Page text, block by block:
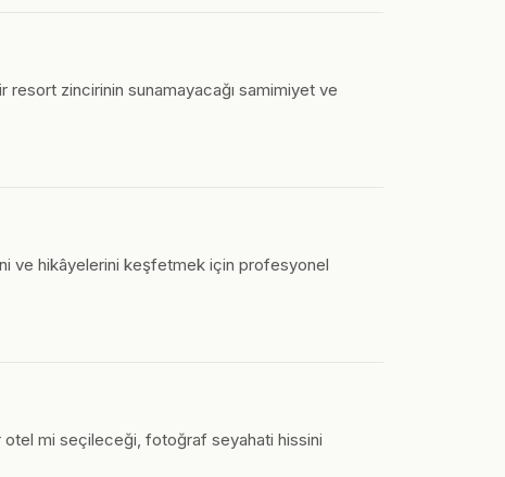
resort zincirinin sunamayacağı samimiyet ve
ve hikâyelerini keşfetmek için profesyonel
mi seçileceği, fotoğraf seyahati hissini